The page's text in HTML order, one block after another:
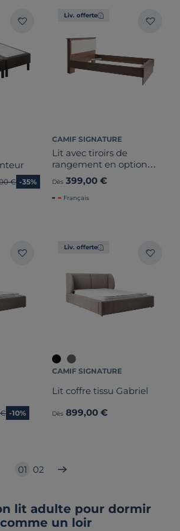
prix
€ -35%
Liv. offerte
CAMIF SIGNATURE
Lit avec tiroirs de
rangement en option
Paku
Dès 399,00 €
Français
€ -10%
Liv. offerte
CAMIF SIGNATURE
Lit coffre tissu Gabriel
Dès 899,00 €
01 02
lit adulte pour dormir
comme un loir